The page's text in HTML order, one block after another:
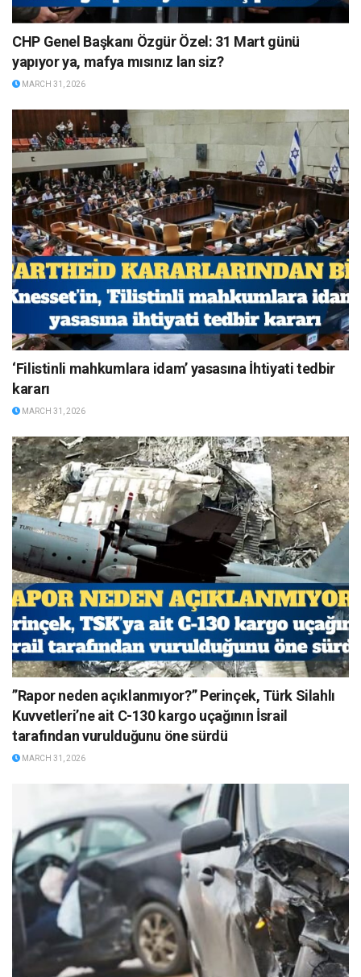
CHP Genel Başkanı Özgür Özel: 31 Mart günü
yapıyor ya, mafya mısınız lan siz?
MARCH 31, 2026
‘Filistinli mahkumlara idam’ yasasına İhtiyati tedbir
kararı
MARCH 31, 2026
”Rapor neden açıklanmıyor?” Perinçek, Türk Silahlı
Kuvvetleri’ne ait C-130 kargo uçağının İsrail
tarafından vurulduğunu öne sürdü
MARCH 31, 2026